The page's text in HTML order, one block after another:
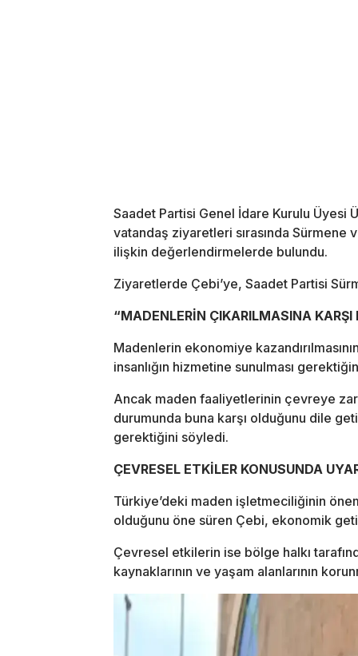
Saadet Partisi Genel İdare Kurulu
vatandaş ziyaretleri sırasında Sürmene
ilişkin değerlendirmelerde bulundu.
Ziyaretlerde Çebi’ye, Saadet Partisi
“MADENLERİN
Madenlerin ekonomiye
insanlığın hizmetine sunulması
Ancak maden faaliyetlerinin çevreye
durumunda buna karşı olduğunu dile
gerektiğini söyledi.
ÇEVRESEL ETKİLER KONUSUNDA
Türkiye’deki maden işletmeciliğinin
olduğunu öne süren Çebi, ekonomik
Çevresel etkilerin ise bölge halkı
kaynaklarının ve yaşam alanlarının